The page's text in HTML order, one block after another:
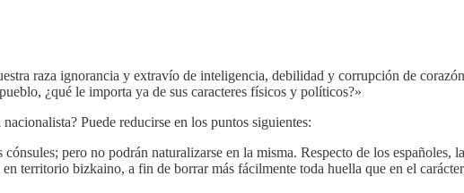
raza ignorancia y extravío de inteligencia, debilidad y corrupción de
¿qué le importa ya de sus caracteres físicos y políticos?»
Puede reducirse en los puntos siguientes:
pero no podrán naturalizarse en la misma. Respecto de los españoles,
territorio bizkaino, a fin de borrar más fácilmente toda huella que en el